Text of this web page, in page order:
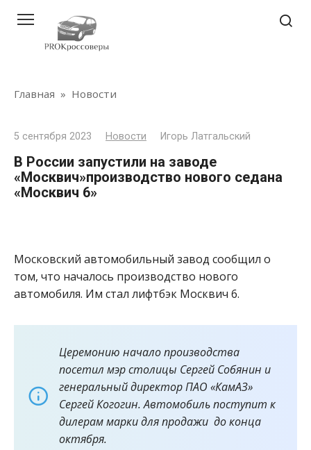
контенту
Главная » Новости
5 сентября 2023 Новости Игорь Латгальский
В России запустили на заводе
«Москвич»производство нового седана
«Москвич 6»
Московский автомобильный завод сообщил о
том, что началось производство нового
автомобиля. Им стал лифтбэк Москвич 6.
Церемонию начало производства
посетил мэр столицы Сергей Собянин и
генеральный директор ПАО «КамАЗ»
Сергей Когогин. Автомобиль поступит к
дилерам марки для продажи до конца
октября.